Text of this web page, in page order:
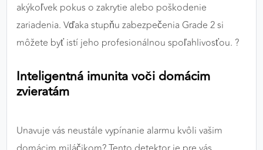
akýkoľvek pokus o zakrytie alebo poškodenie
zariadenia. Vďaka stupňu zabezpečenia Grade 2 si
môžete byť istí jeho profesionálnou spoľahlivosťou. ?️
Inteligentná imunita voči domácim
zvieratám
Unavuje vás neustále vypínanie alarmu kvôli vašim